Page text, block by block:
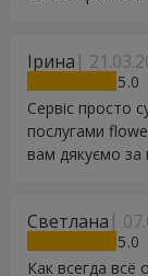
Ірина
5
Сервіс просто
послугами
вам дякуємо
Светлана
5
Как всегда